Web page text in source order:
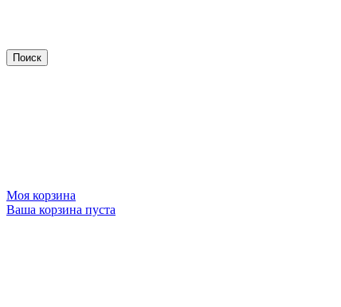
Моя корзина
Ваша корзина пуста